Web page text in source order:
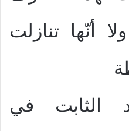
أنّها تنازلت
الثابت في